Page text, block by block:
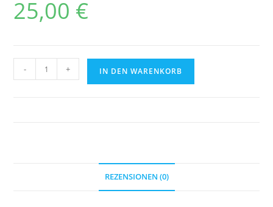
25,00 €
Fotohintergund
Holz
- + IN DEN WARENKORB
REZENSIONEN (0)